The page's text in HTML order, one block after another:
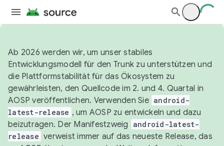
Ab 2026 werden wir, um unser stabiles
Entwicklungsmodell für den Trunk zu unterstützen und
die Plattformstabilität für das Ökosystem zu
gewährleisten, den Quellcode im 2. und 4. Quartal in
AOSP veröffentlichen. Verwenden Sie android-
latest-release , um AOSP zu entwickeln und dazu
beizutragen. Der Manifestzweig
android-latest-
release verweist immer auf das neueste Release, das